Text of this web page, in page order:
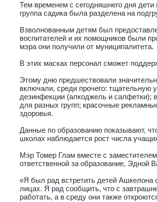
Тем временем с сегодняшнего дня
группа садика была разделена на
Взволнованным детям был
воспитателей и их помощников были
мэра они получили от муниципалитета.
В этих масках персонал сможет
Этому дню предшествовали
включали, среди прочего: тщательную
дезинфекции (алкоджель и салфетки);
для разных групп; красочные
здоровья.
Данные по образованию показывают,
школах наблюдается рост числа
Мэр Томер Глам вместе с
ответственной за образование, Эдной
«Я был рад встретить детей Ашкелона
лицах. Я рад сообщить, что с
работать, а в среду они также